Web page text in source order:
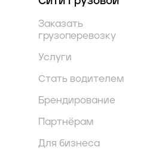
Заказать
грузоперевозку
Услуги
Стать водителем
Брендирование
Партнёрам
Для бизнеса